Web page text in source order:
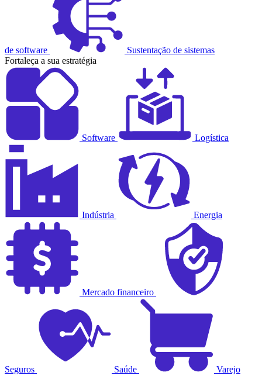
de software
Sustentação de sistemas
Fortaleça a sua estratégia
Software Logística
Indústria Energia
Mercado financeiro
Seguros Saúde Varejo